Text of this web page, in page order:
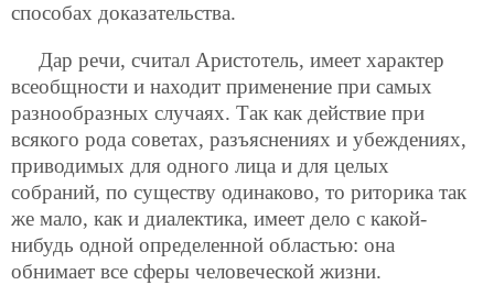
способах доказательства.
Дар речи, считал Аристотель, имеет характер
всеобщности и находит применение при самых
разнообразных случаях. Так как действие при
всякого рода советах, разъяснениях и убеждениях,
приводимых для одного лица и для целых
собраний, по существу одинаково, то риторика так
же мало, как и диалектика, имеет дело с какой-
нибудь одной определенной областью: она
обнимает все сферы человеческой жизни.